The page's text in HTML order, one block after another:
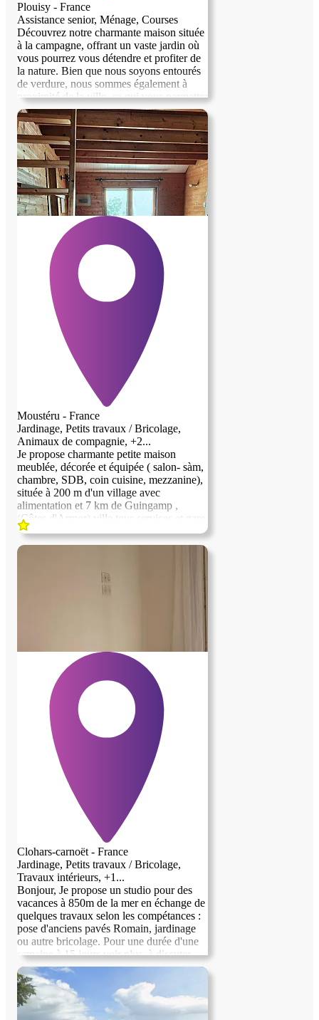
Plouisy - France
Assistance senior, Ménage, Courses
Découvrez notre charmante maison située
à la campagne, offrant un vaste jardin où
vous pourrez vous détendre et profiter de
la nature. Bien que nous soyons entourés
de verdure, nous sommes également à
proximité de la ville, ce qui vous permettra
de bénéficier du meilleur des deux
mondes. C'est un endroit idéal pour se
ressourcer tout en restant connecté à
l'animation urbaine. Nous serions ravis de
vous accueillir !
image précédente image suivante
Moustéru - France
Jardinage, Petits travaux / Bricolage,
Animaux de compagnie, +2...
Je propose charmante petite maison
meublée, décorée et équipée ( salon- sàm,
chambre, SDB, coin cuisine, mezzanine),
située à 200 m d'un village avec
alimentation et 7 km de Guingamp ,
(Côtes d'Armor) ville tous services et gare
tgv, dans trés belle campagne. En échange
je demande quelques heures par jour, 6/7,
nourrissage chevaux automne-hiver, tonte,
gyrobroyage, coupe bois pour poêles, et
petit bricolage occasionnel. Cela
animaux. URGENT.
image précédente image suivante
Clohars-carnoët - France
Jardinage, Petits travaux / Bricolage,
Travaux intérieurs, +1...
Bonjour, Je propose un studio pour des
vacances à 850m de la mer en échange de
quelques travaux selon les compétances :
pose d'anciens pavés Romain, jardinage
ou autre bricolage. Pour une durée d'une
semaine à 15 jours voir plus, à discuter.